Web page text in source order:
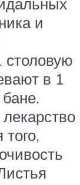
и
столовую
в 1